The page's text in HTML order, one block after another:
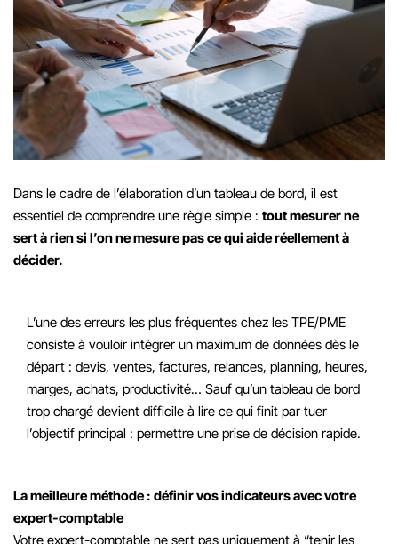
Dans le cadre de l’élaboration d’un tableau de bord, il est
essentiel de comprendre une règle simple : tout mesurer ne
sert à rien si l’on ne mesure pas ce qui aide réellement à
décider.
L’une des erreurs les plus fréquentes chez les TPE/PME
consiste à vouloir intégrer un maximum de données dès le
départ : devis, ventes, factures, relances, planning, heures,
marges, achats, productivité… Sauf qu’un tableau de bord
trop chargé devient difficile à lire ce qui finit par tuer
l’objectif principal : permettre une prise de décision rapide.
La meilleure méthode : définir vos indicateurs avec votre
expert-comptable
Votre expert-comptable ne sert pas uniquement à “tenir les